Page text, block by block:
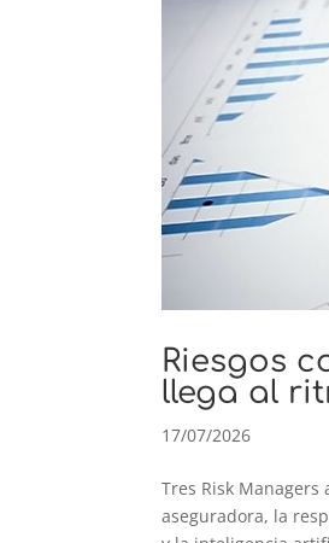
Riesgos
llega al
17/07/2026
Tres Risk
aseguradora, la